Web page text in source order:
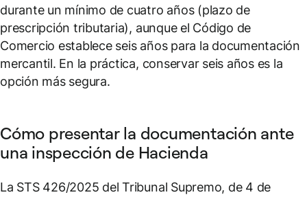
durante un mínimo de cuatro años (plazo de
prescripción tributaria), aunque el Código de
Comercio establece seis años para la documentación
mercantil. En la práctica, conservar seis años es la
opción más segura.
Cómo presentar la documentación ante
una inspección de Hacienda
La STS 426/2025 del Tribunal Supremo, de 4 de